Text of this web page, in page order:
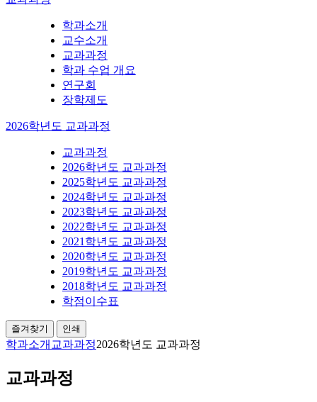
학과소개
교수소개
교과과정
학과 수업 개요
연구회
장학제도
2026학년도 교과과정
교과과정
2026학년도 교과과정
2025학년도 교과과정
2024학년도 교과과정
2023학년도 교과과정
2022학년도 교과과정
2021학년도 교과과정
2020학년도 교과과정
2019학년도 교과과정
2018학년도 교과과정
학점이수표
즐겨찾기 인쇄
학과소개 교과과정2026학년도 교과과정
교과과정